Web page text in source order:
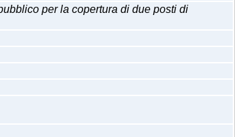
per la copertura di due posti di